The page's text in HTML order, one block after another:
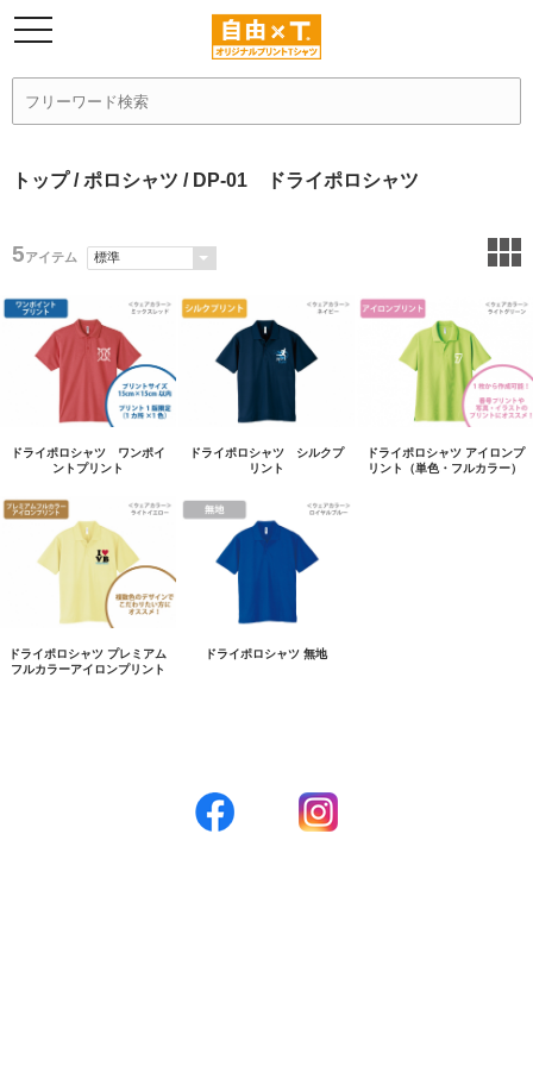
トップ/ポロシャツ / DP-01 ドライポロシャツ
5アイテム
ドライポロシャツ ワンポイ
ントプリント
ドライポロシャツ シルクプ
リント
ドライポロシャツ アイロンプ
リント（単色・フルカラー）
ドライポロシャツ プレミアム
フルカラーアイロンプリント
ドライポロシャツ 無地